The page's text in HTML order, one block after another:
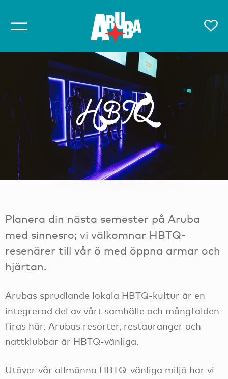
HBTQ
Planera din nästa semester på Aruba
med sinnesro; vi välkomnar HBTQ-
resenärer till vår ö med öppna armar och
hjärtan.
Arubas sprudlande lokala HBTQ-kultur är en
integrerad del av vårt samhälle och mångfalden
firas här. Arubas resorter, restauranger och
nattklubbar är HBTQ-vänliga.
Utöver vår allmänna HBTQ-vänliga miljö har vi